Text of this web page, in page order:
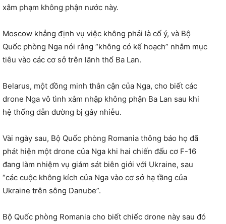
xâm phạm không phận nước này.
Moscow khẳng định vụ việc không phải là cố ý, và Bộ
Quốc phòng Nga nói rằng “không có kế hoạch” nhắm mục
tiêu vào các cơ sở trên lãnh thổ Ba Lan.
Belarus, một đồng minh thân cận của Nga, cho biết các
drone Nga vô tình xâm nhập không phận Ba Lan sau khi
hệ thống dẫn đường bị gây nhiễu.
Vài ngày sau, Bộ Quốc phòng Romania thông báo họ đã
phát hiện một drone của Nga khi hai chiến đấu cơ F-16
đang làm nhiệm vụ giám sát biên giới với Ukraine, sau
“các cuộc không kích của Nga vào cơ sở hạ tầng của
Ukraine trên sông Danube”.
Bộ Quốc phòng Romania cho biết chiếc drone này sau đó